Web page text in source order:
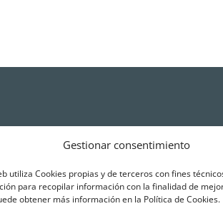
Gestionar consentimiento
utiliza Cookies propias y de terceros con fines
para recopilar información con la finalidad de
obtener más información en la Política de Cookies.